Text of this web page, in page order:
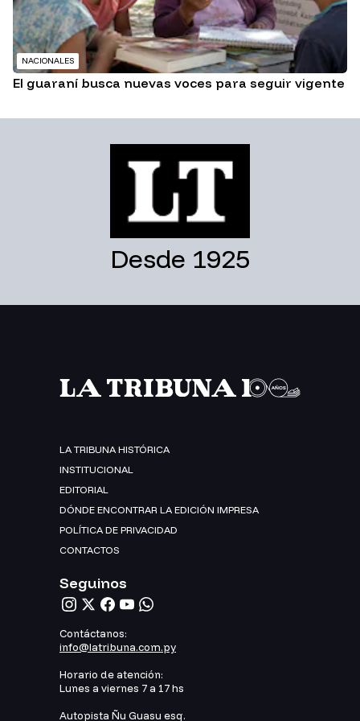
NACIONALES
El guaraní busca nuevas voces para seguir vigente
Desde 1925
LA TRIBUNA HISTÓRICA
INSTITUCIONAL
EDITORIAL
DÓNDE ENCONTRAR LA EDICIÓN IMPRESA
POLÍTICA DE PRIVACIDAD
CONTACTOS
Seguinos
Contáctanos:
info@latribuna.com.py
Horario de atención:
Lunes a viernes 7 a 17 hs
Autopista Ñu Guasu esq.